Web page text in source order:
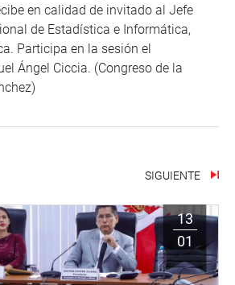
en calidad de invitado al Jefe
de Estadística e Informática,
Participa en la sesión el
Ángel Ciccia. (Congreso de la
SIGUIENTE
13
01